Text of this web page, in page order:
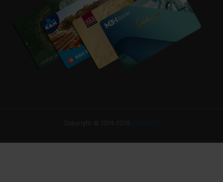
Copyright © 2014-2026 ENSPORT